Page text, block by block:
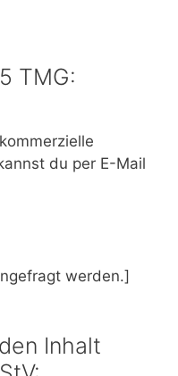
TMG:
du per E-Mail
werden.]
Inhalt